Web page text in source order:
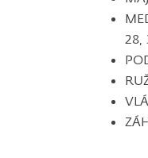
28,